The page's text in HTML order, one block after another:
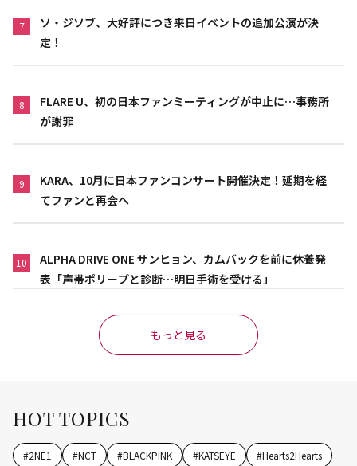
7
ソ・ジソブ、大好評につき来日イベントの追加公演が決
定！
8
FLARE U、初の日本ファンミーティングが中止に…事務所
が謝罪
9
KARA、10月に日本ファンコンサート開催決定！延期を経
てファンと再会へ
10
ALPHA DRIVE ONE サンヒョン、カムバックを前に休養発
表「声帯ポリープと診断…明日手術を受ける」
もっと見る
HOT TOPICS
#2NE1 #NCT #BLACKPINK #KATSEYE #Hearts2Hearts